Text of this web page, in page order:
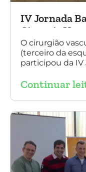
IV Jornada
Cirurgia
O cirurgião
(terceiro da
participou da IV
29 de outubro.
SBACV
de Cirurgia
Continuar